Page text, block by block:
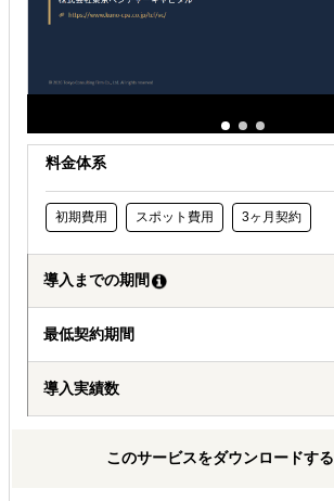
料金体系
初期費用 スポット費用 3ヶ月契約
導入までの期間
最低契約期間
導入実績数
このサービスをダウンロードする